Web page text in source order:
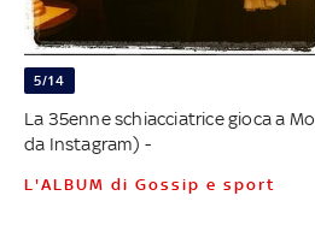
5/14
La 35enne schiacciatrice gioca a
da Instagram) -
L'ALBUM di Gossip e sport